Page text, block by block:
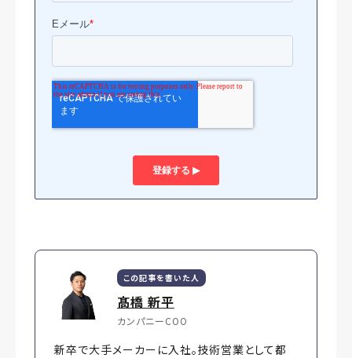
この記事を書いた人
髙橋 新平
カンパニーCOO
新卒で大手メーカーに入社。技術営業として都